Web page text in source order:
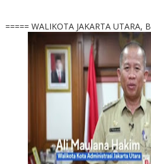
===== WALIKOTA JAKARTA UTARA,